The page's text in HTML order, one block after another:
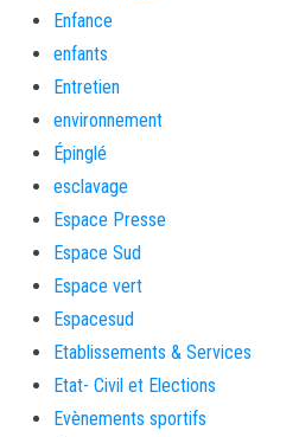
Enfance
enfants
Entretien
environnement
Épinglé
esclavage
Espace Presse
Espace Sud
Espace vert
Espacesud
Etablissements & Services
Etat- Civil et Elections
Evènements sportifs